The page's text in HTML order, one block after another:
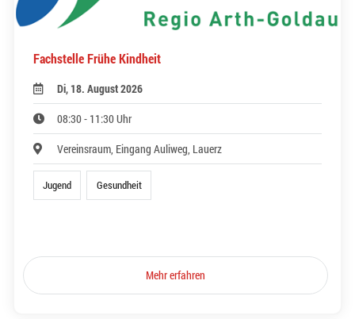
Fachstelle Frühe Kindheit
Di, 18. August 2026
08:30 - 11:30 Uhr
Vereinsraum, Eingang Auliweg, Lauerz
Jugend Gesundheit
Mehr erfahren